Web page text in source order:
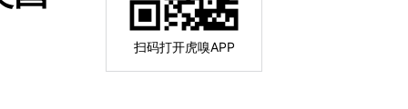
扫码打开虎嗅APP